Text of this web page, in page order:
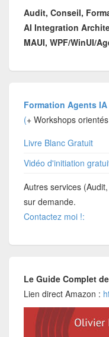
Audit, Conseil,
AI Integration
MAUI, WPF/WinUI/
Formation Agents IA
(+ Workshops
Livre Blanc Gratuit
Vidéo d'initiation
Autres services
sur demande.
Contactez moi !:
Le Guide Complet
Lien direct Amazon :